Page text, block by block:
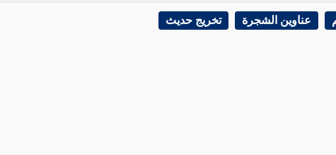
عناوين الشجرة تخريج حديث